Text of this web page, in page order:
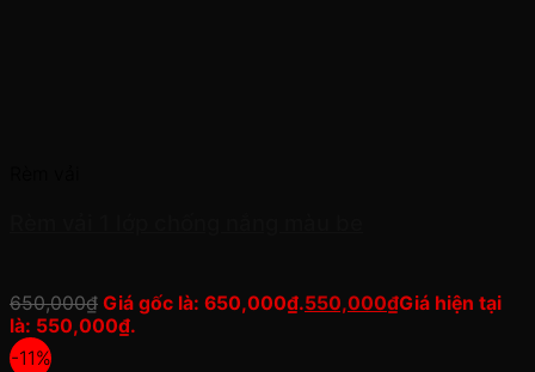
650,000₫ Giá gốc là: 650,000₫.550,000₫Giá hiện tại
là: 550,000₫.
-11%